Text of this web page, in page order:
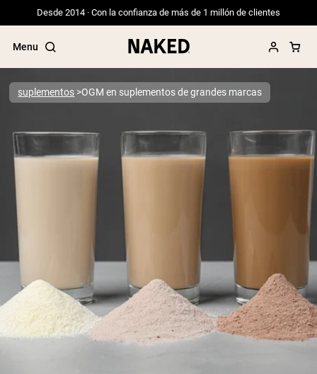
Desde 2014 · Con la confianza de más de 1 millón de clientes
Menu
Términos de Búsqueda Populares
”Protein Powder“
”Overnight Oats“
”Vegan protein“
”Collagen“
”Micellar Casein“
suplementos OGM en suplementos de grandes marcas